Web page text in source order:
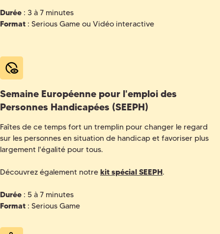
Durée : 3 à 7 minutes
Format : Serious Game ou Vidéo interactive
Semaine Européenne pour l'emploi des
Personnes Handicapées (SEEPH)
Faîtes de ce temps fort un tremplin pour changer le regard
sur les personnes en situation de handicap et favoriser plus
largement l'égalité pour tous.
Découvrez également notre kit spécial SEEPH.
Durée : 5 à 7 minutes
Format : Serious Game